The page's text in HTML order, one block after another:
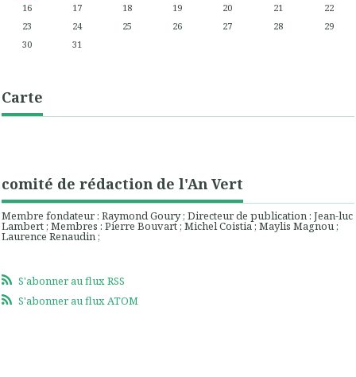
16
17 18 19 20 21
22
23
24 25 26 27 28
29
30
31
Carte
comité de rédaction de l'An Vert
Membre fondateur : Raymond Goury ; Directeur de publication : Jean-luc
Lambert ; Membres : Pierre Bouvart ; Michel Coistia ; Maylis Magnou ;
Laurence Renaudin ;
S'abonner au flux RSS
S'abonner au flux ATOM